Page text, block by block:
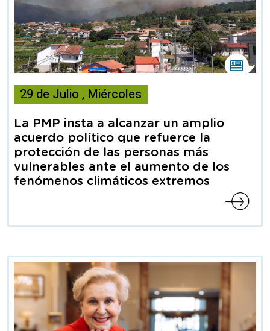
Esta
noticia
29 de Julio , Miércoles
La PMP insta a alcanzar un amplio
acuerdo político que refuerce la
protección de las personas más
vulnerables ante el aumento de los
fenómenos climáticos extremos